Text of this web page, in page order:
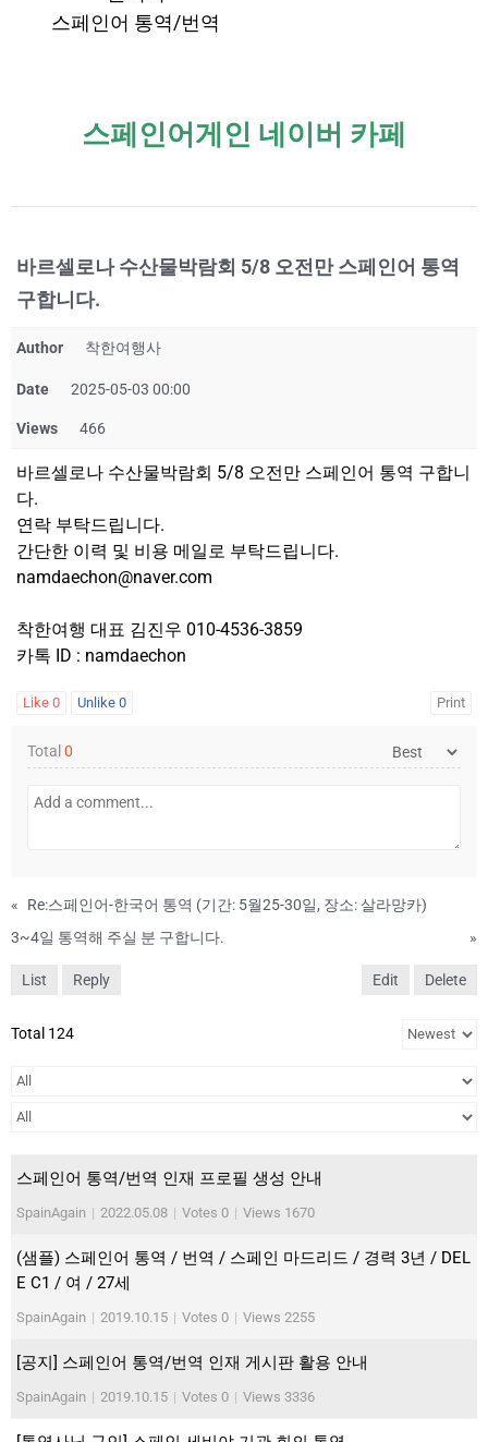
스페인어 통역/번역
스페인어게인 네이버 카페
바르셀로나 수산물박람회 5/8 오전만 스페인어 통역
구합니다.
Author 착한여행사
Date 2025-05-03 00:00
Views 466
바르셀로나 수산물박람회 5/8 오전만 스페인어 통역 구합니
다.
연락 부탁드립니다.
간단한 이력 및 비용 메일로 부탁드립니다.
namdaechon@naver.com
착한여행 대표 김진우 010-4536-3859
카톡 ID : namdaechon
Like 0 Unlike 0 Print
Total0
«
Re:스페인어-한국어 통역 (기간: 5월25-30일, 장소: 살라망카)
3~4일 통역해 주실 분 구합니다.
»
List Reply Edit Delete
Total 124
스페인어 통역/번역 인재 프로필 생성 안내
SpainAgain | 2022.05.08 | Votes 0 | Views 1670
(샘플) 스페인어 통역 / 번역 / 스페인 마드리드 / 경력 3년 / DEL
E C1 / 여 / 27세
SpainAgain | 2019.10.15 | Votes 0 | Views 2255
[공지] 스페인어 통역/번역 인재 게시판 활용 안내
SpainAgain | 2019.10.15 | Votes 0 | Views 3336